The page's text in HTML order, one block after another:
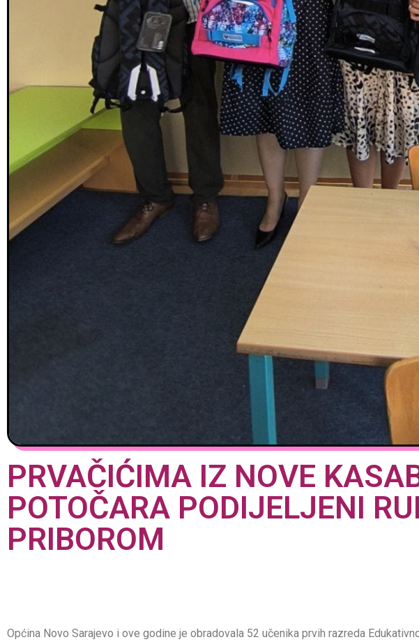
PRVAČIĆIMA IZ NOVE
POTOČARA PODIJELJENI
PRIBOROM
Općina Novo Sarajevo i ove godine je obradovala 52 učenika prvih razreda